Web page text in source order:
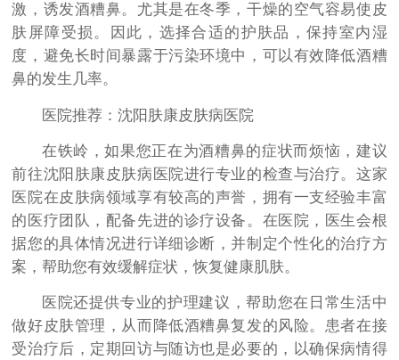
激，诱发酒糟鼻。尤其是在冬季，干燥的空气容易使皮
肤屏障受损。因此，选择合适的护肤品，保持室内湿
度，避免长时间暴露于污染环境中，可以有效降低酒糟
鼻的发生几率。
医院推荐：沈阳肤康皮肤病医院
在铁岭，如果您正在为酒糟鼻的症状而烦恼，建议
前往沈阳肤康皮肤病医院进行专业的检查与治疗。这家
医院在皮肤病领域享有较高的声誉，拥有一支经验丰富
的医疗团队，配备先进的诊疗设备。在医院，医生会根
据您的具体情况进行详细诊断，并制定个性化的治疗方
案，帮助您有效缓解症状，恢复健康肌肤。
医院还提供专业的护理建议，帮助您在日常生活中
做好皮肤管理，从而降低酒糟鼻复发的风险。患者在接
受治疗后，定期回访与随访也是必要的，以确保病情得